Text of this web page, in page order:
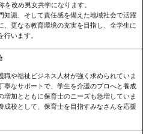
を改め男女共学になります。
知識、そして責任感を備えた地域社会で活躍
、更なる教育環境の充実を目指し、全学生に
います。
職や福祉ビジネス人材が強く求められていま
寧なサポートで、学生を介護のプロへと養成
増加とともに保育士のニーズも急増していま
成校として、保育士を目指すみなさんを応援